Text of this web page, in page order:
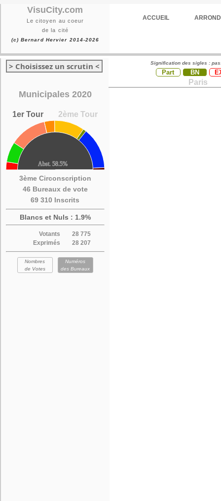
VisuCity.com
Le citoyen au coeur
de la cité
(c) Bernard Hervier 2014-2026
ACCUEIL
> Choisissez un scrutin <
Municipales 2020
1er Tour 2ème Tour
3ème Circonscription
46 Bureaux de vote
69 310 Inscrits
Blancs et Nuls : 1.9%
Votants
28 775
Exprimés
28 207
Nombres
de Votes
Numéros
des Bureaux
Signification des sigles :
Part BN
Paris